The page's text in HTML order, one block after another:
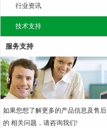
行业资讯
技术支持
服务支持
如果您想了解更多的产品信息及售后
的 相关问题，请咨询我们!